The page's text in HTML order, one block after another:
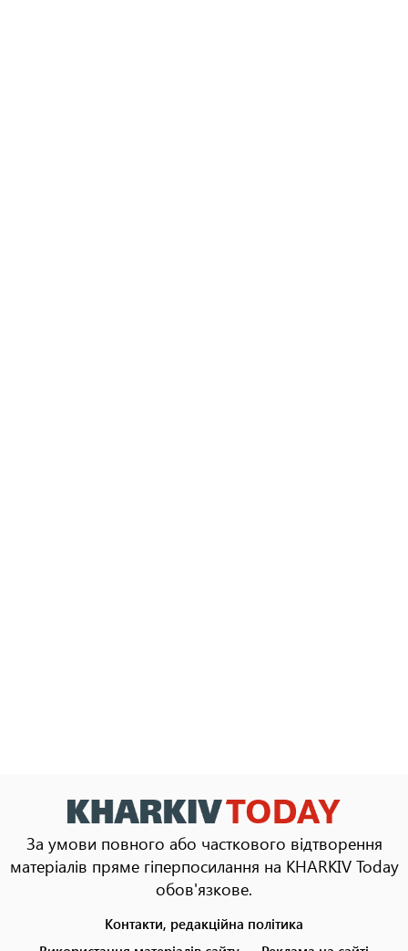
За умови повного або часткового відтворення
матеріалів пряме гіперпосилання на KHARKIV Today
обов'язкове.
Контакти, редакційна політика